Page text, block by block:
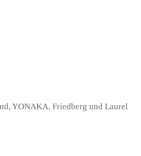
YONAKA, Friedberg und Laurel